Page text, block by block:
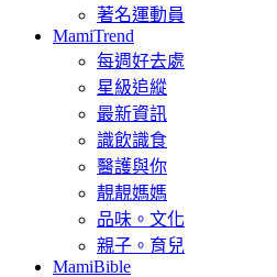
著名運動員
MamiTrend
每週好去處
星級追縱
最新資訊
識飲識食
醫護與你
靚靚媽媽
品味。文化
親子。育兒
MamiBible